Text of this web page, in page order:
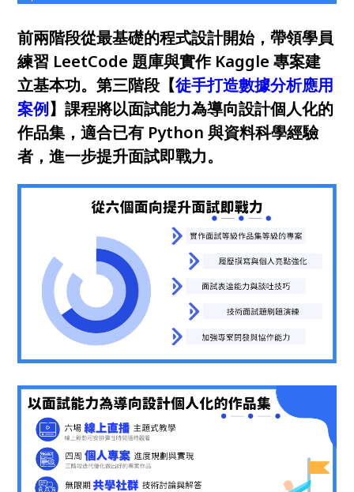
前兩階段從最基礎的程式設計開始，帶領學員
練習 LeetCode 題庫與實作 Kaggle 專案建
立基本功。第三階段【徒手打造數據分析應用
案例】課程將以面試能力為導向設計個人化的
作品集，適合已有 Python 與資料科學經驗
者，進一步提升面試即戰力。